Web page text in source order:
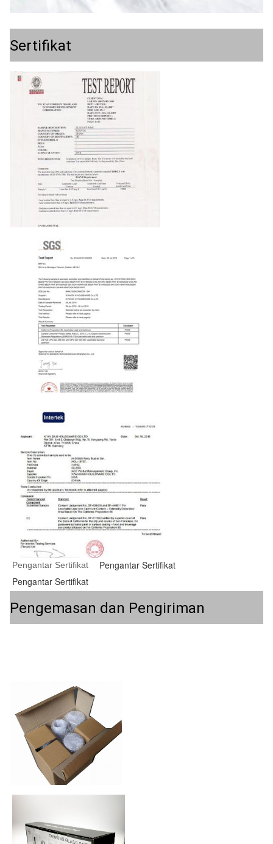
Sertifikat
Pengantar Sertifikat
Pengantar Sertifikat
Pengantar Sertifikat
Pengemasan dan Pengiriman